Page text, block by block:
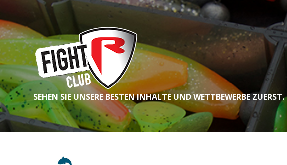
SEHEN SIE UNSERE BESTEN INHALTE UND WETTBEWERBE ZUERST.